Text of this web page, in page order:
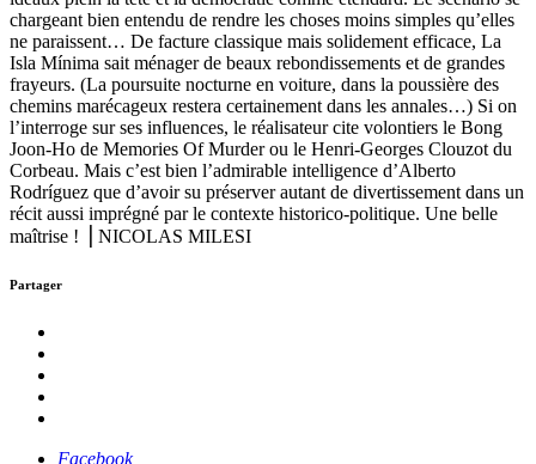
chargeant bien entendu de rendre les choses moins simples qu’elles
ne paraissent… De facture classique mais solidement efficace, La
Isla Mínima sait ménager de beaux rebondissements et de grandes
frayeurs. (La poursuite nocturne en voiture, dans la poussière des
chemins marécageux restera certainement dans les annales…) Si on
l’interroge sur ses influences, le réalisateur cite volontiers le Bong
Joon-Ho de Memories Of Murder ou le Henri-Georges Clouzot du
Corbeau. Mais c’est bien l’admirable intelligence d’Alberto
Rodríguez que d’avoir su préserver autant de divertissement dans un
récit aussi imprégné par le contexte historico-politique. Une belle
maîtrise ! ⎥ NICOLAS MILESI
Partager
Facebook